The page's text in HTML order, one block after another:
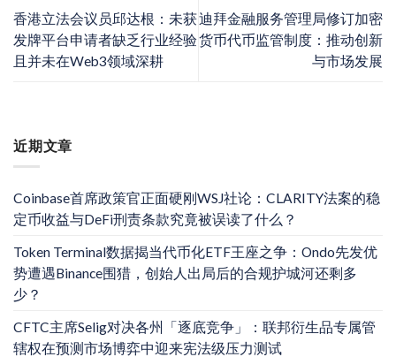
近期文章
Coinbase首席政策官正面硬刚WSJ社论：CLARITY法案的稳
定币收益与DeFi刑责条款究竟被误读了什么？
Token Terminal数据揭当代币化ETF王座之争：Ondo先发优
势遭遇Binance围猎，创始人出局后的合规护城河还剩多
少？
CFTC主席Selig对决各州「逐底竞争」：联邦衍生品专属管
辖权在预测市场博弈中迎来宪法级压力测试
香港立法会议员邱达根：未获
发牌平台申请者缺乏行业经验
且并未在Web3领域深耕
迪拜金融服务管理局修订加密
货币代币监管制度：推动创新
与市场发展